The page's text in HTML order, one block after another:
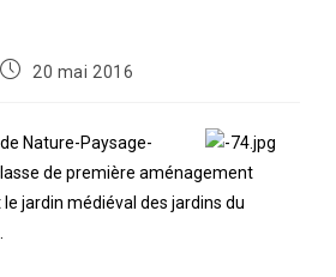
20 mai 2016
Nature-Paysage-
de première aménagement
jardin médiéval des jardins du